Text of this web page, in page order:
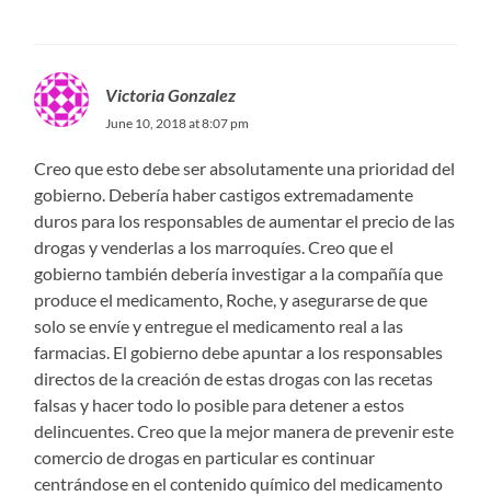
Victoria Gonzalez
June 10, 2018 at 8:07 pm
Creo que esto debe ser absolutamente una prioridad del
gobierno. Debería haber castigos extremadamente
duros para los responsables de aumentar el precio de las
drogas y venderlas a los marroquíes. Creo que el
gobierno también debería investigar a la compañía que
produce el medicamento, Roche, y asegurarse de que
solo se envíe y entregue el medicamento real a las
farmacias. El gobierno debe apuntar a los responsables
directos de la creación de estas drogas con las recetas
falsas y hacer todo lo posible para detener a estos
delincuentes. Creo que la mejor manera de prevenir este
comercio de drogas en particular es continuar
centrándose en el contenido químico del medicamento